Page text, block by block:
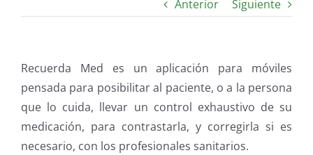
Anterior Siguiente
Recuerda Med es un aplicación para móviles
pensada para posibilitar al paciente, o a la persona
que lo cuida, llevar un control exhaustivo de su
medicación, para contrastarla, y corregirla si es
necesario, con los profesionales sanitarios.